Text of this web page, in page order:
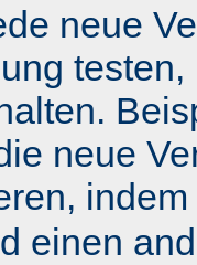
neue
neue
einen